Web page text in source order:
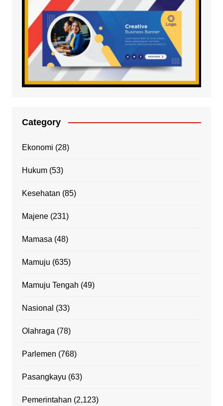
Category
Ekonomi (28)
Hukum(53)
Kesehatan (85)
Majene(231)
Mamasa (48)
Mamuju (635)
Mamuju Tengah (49)
Nasional (33)
Olahraga (78)
Parlemen (768)
Pasangkayu (63)
Pemerintahan (2,123)